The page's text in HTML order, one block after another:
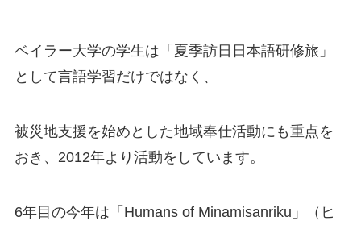
ベイラー大学の学生は「夏季訪日日本語研修旅」
として言語学習だけではなく、
被災地支援を始めとした地域奉仕活動にも重点を
おき、2012年より活動をしています。
6年目の今年は「Humans of Minamisanriku」（ヒ